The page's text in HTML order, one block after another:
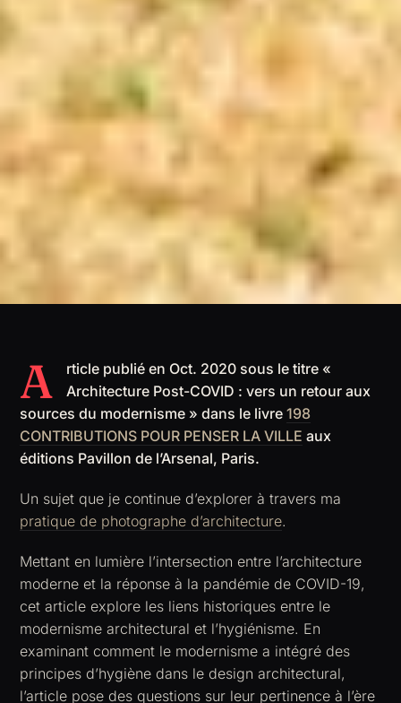
A rticle publié en Oct. 2020 sous le titre «
Architecture Post-COVID : vers un retour aux
sources du modernisme » dans le livre 198
CONTRIBUTIONS POUR PENSER LA VILLE aux
éditions Pavillon de l’Arsenal, Paris.
Un sujet que je continue d’explorer à travers ma
pratique de photographe d’architecture.
Mettant en lumière l’intersection entre l’architecture
moderne et la réponse à la pandémie de COVID-19,
cet article explore les liens historiques entre le
modernisme architectural et l’hygiénisme. En
examinant comment le modernisme a intégré des
principes d’hygiène dans le design architectural,
l’article pose des questions sur leur pertinence à l’ère